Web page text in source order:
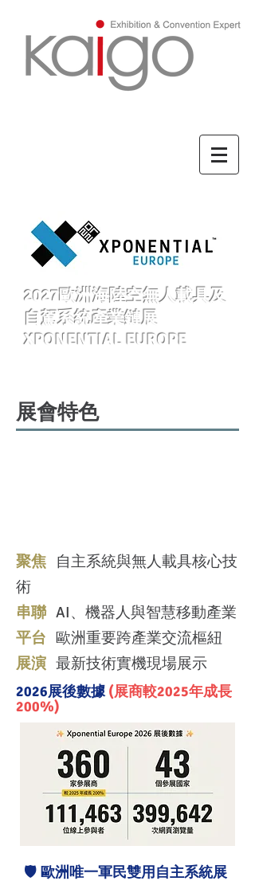
2027歐洲海陸空無人載具及
自駕系統產業鏈展
XPONENTIAL EUROPE
展會特色
聚焦 自主系統與無人載具核心技
術
串聯 AI、機器人與智慧移動產業
平台 歐洲重要跨產業交流樞紐
​展演 最新技術實機現場展示
2026展後數據(展商較2025年成長
200%)
🛡 歐洲唯一軍民雙用自主系統展